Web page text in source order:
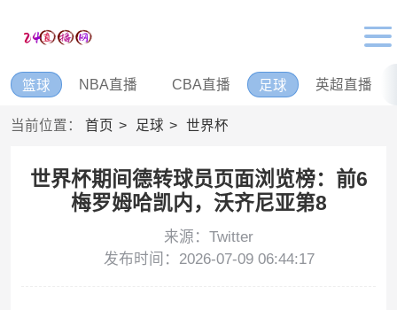
篮球 NBA直播 CBA直播 足球 英超直播
当前位置： 首页 足球 世界杯
世界杯期间德转球员页面浏览榜：前6
梅罗姆哈凯内，沃齐尼亚第8
来源：Twitter
发布时间：2026-07-09 06:44:17